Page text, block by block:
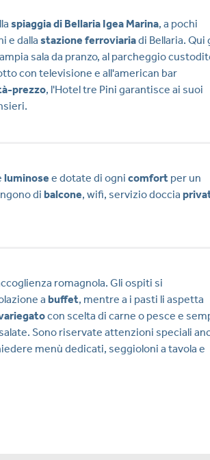
spiaggia di Bellaria Igea Marina, a pochi
e dalla stazione ferroviariadi Bellaria. Qui
sala da pranzo, al parcheggio
con televisione e all'american bar
prezzo, l'Hotel tre Pini garantisce ai suoi
luminose e dotate di ogni comfort per un
di balcone, wifi, servizio doccia
romagnola. Gli ospiti si
a buffet, mentre a i pasti li aspetta
con scelta di carne o pesce e
Sono riservate attenzioni speciali
menù dedicati, seggioloni a tavola e